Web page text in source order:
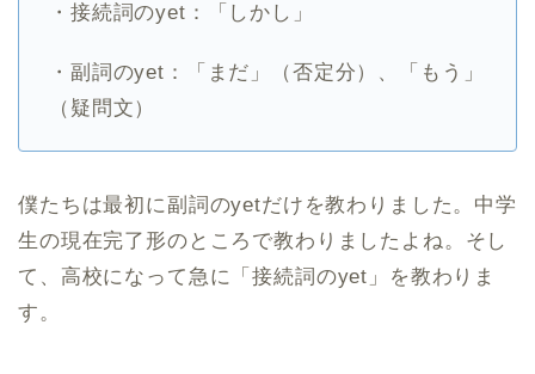
・接続詞のyet：「しかし」
・副詞のyet：「まだ」（否定分）、「もう」
（疑問文）
僕たちは最初に副詞のyetだけを教わりました。中学
生の現在完了形のところで教わりましたよね。そし
て、高校になって急に「接続詞のyet」を教わりま
す。